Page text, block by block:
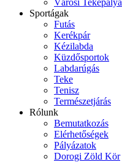
Városi Tekepálya
Sportágak
Futás
Kerékpár
Kézilabda
Küzdősportok
Labdarúgás
Teke
Tenisz
Természetjárás
Rólunk
Bemutatkozás
Elérhetőségek
Pályázatok
Dorogi Zöld Kör